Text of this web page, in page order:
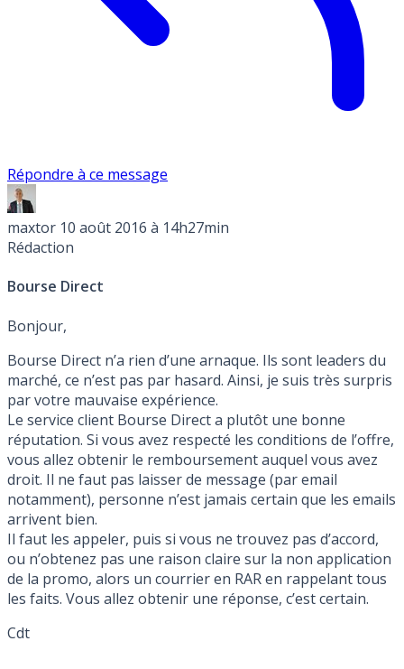
Répondre à ce message
maxtor 10 août 2016 à 14h27min
Rédaction
Bourse Direct
Bonjour,
Bourse Direct n’a rien d’une arnaque. Ils sont leaders du
marché, ce n’est pas par hasard. Ainsi, je suis très surpris
par votre mauvaise expérience.
Le service client Bourse Direct a plutôt une bonne
réputation. Si vous avez respecté les conditions de l’offre,
vous allez obtenir le remboursement auquel vous avez
droit. Il ne faut pas laisser de message (par email
notamment), personne n’est jamais certain que les emails
arrivent bien.
Il faut les appeler, puis si vous ne trouvez pas d’accord,
ou n’obtenez pas une raison claire sur la non application
de la promo, alors un courrier en RAR en rappelant tous
les faits. Vous allez obtenir une réponse, c’est certain.
Cdt